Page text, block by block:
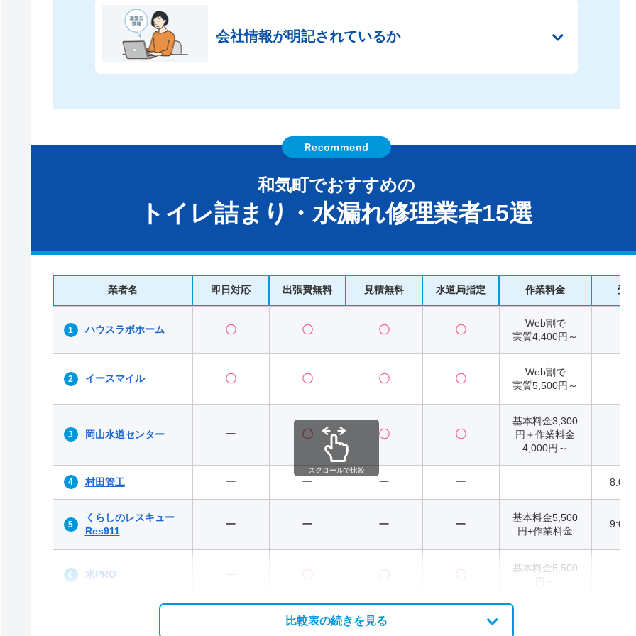
会社情報が明記されているか
和気町でおすすめの
トイレ詰まり・水漏れ修理業者15選
業者名 即日対応 出張費無料 見積無料 水道局指定 作業料金 受
ハウスラボホーム 〇 〇 〇 〇
Web割で
実質4,400円～
イースマイル 〇 〇 〇 〇
Web割で
実質5,500円～
岡山水道センター ー 〇 〇 〇
基本料金3,300
円＋作業料金
4,000円～
村田管工 ー ー ー ー ― 8:00
くらしのレスキュー
Res911
ー ー ー ー
基本料金5,500
円+作業料金
9:00
水PRO ー 〇 〇 〇
基本料金5,500
スクロールで比較
比較表の続きを見る